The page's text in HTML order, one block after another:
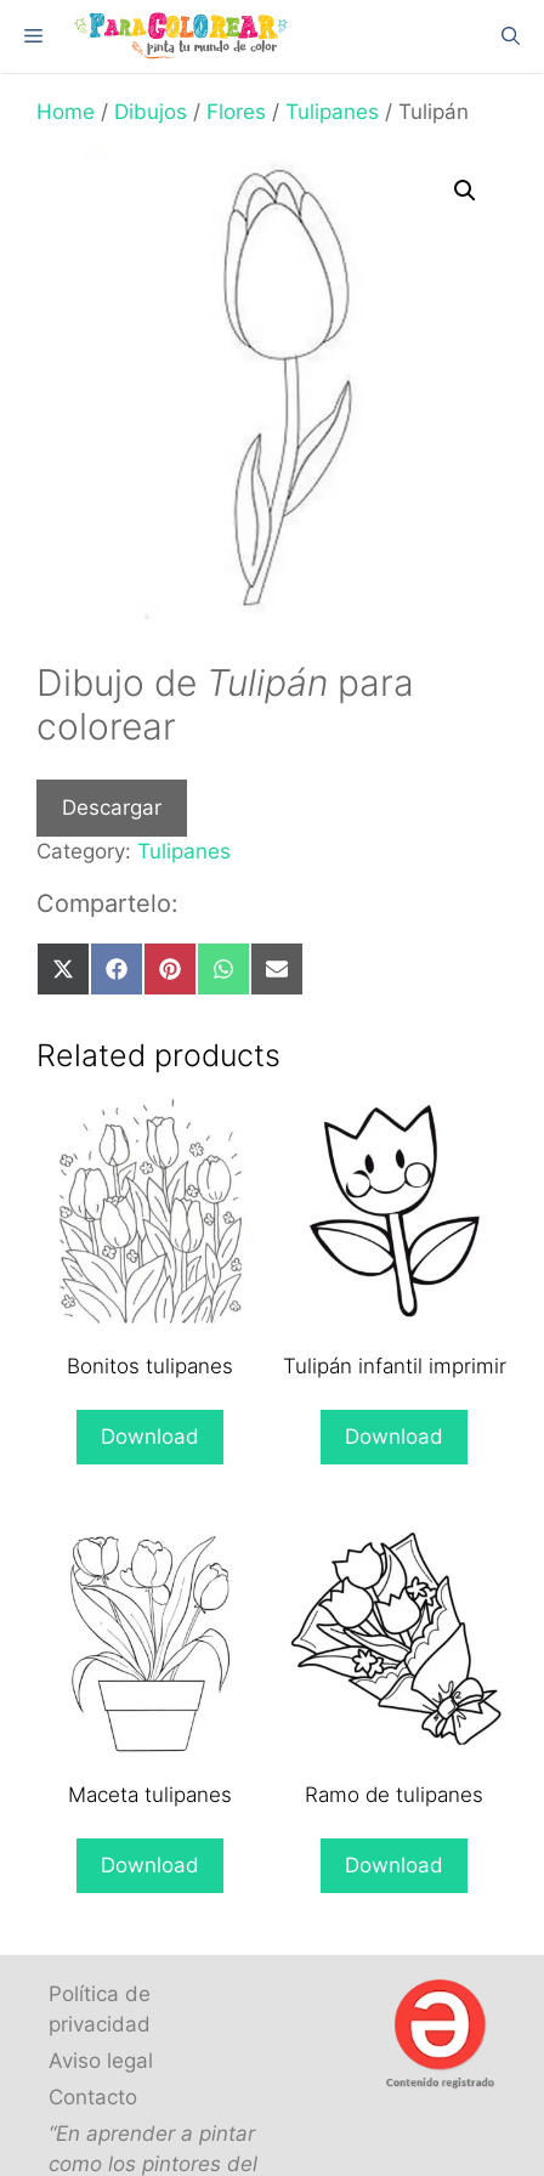
content
Menu
Home / Dibujos / Flores / Tulipanes / Tulipán
Dibujo de Tulipán para
colorear
Descargar
Category: Tulipanes
Compartelo:
Share
on
(Twitter)
Share
on
Share
on
Share
on
Share
on
Related products
Bonitos tulipanes
Download
Tulipán infantil imprimir
Download
Maceta tulipanes
Download
Ramo de tulipanes
Download
Política de
privacidad
Aviso legal
Contacto
“En aprender a pintar
como los pintores del